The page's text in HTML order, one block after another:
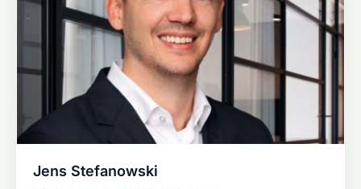
Jens Stefanowski